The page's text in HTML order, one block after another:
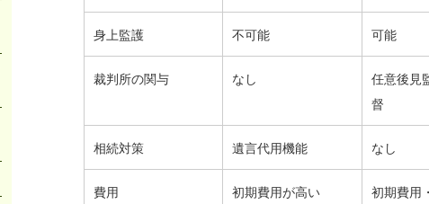
身上監護 不可能 可能
裁判所の関与 なし
任意後見
督
相続対策 遺言代用機能 なし
費用 初期費用が高い
初期費用